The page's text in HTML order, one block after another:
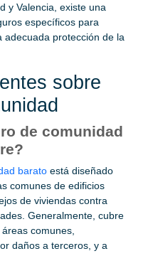
y Valencia, existe una
específicos para
adecuada protección de la
sobre
de comunidad
barato está diseñado
comunes de edificios
de viviendas contra
Generalmente, cubre
comunes,
daños a terceros, y a